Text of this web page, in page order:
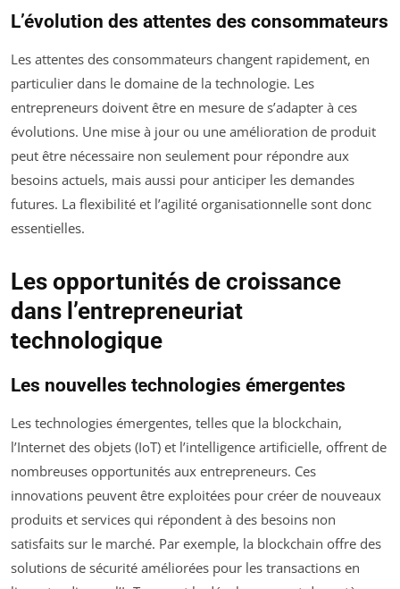
L’évolution des attentes des consommateurs
Les attentes des consommateurs changent rapidement, en
particulier dans le domaine de la technologie. Les
entrepreneurs doivent être en mesure de s’adapter à ces
évolutions. Une mise à jour ou une amélioration de produit
peut être nécessaire non seulement pour répondre aux
besoins actuels, mais aussi pour anticiper les demandes
futures. La flexibilité et l’agilité organisationnelle sont donc
essentielles.
Les opportunités de croissance
dans l’entrepreneuriat
technologique
Les nouvelles technologies émergentes
Les technologies émergentes, telles que la blockchain,
l’Internet des objets (IoT) et l’intelligence artificielle, offrent de
nombreuses opportunités aux entrepreneurs. Ces
innovations peuvent être exploitées pour créer de nouveaux
produits et services qui répondent à des besoins non
satisfaits sur le marché. Par exemple, la blockchain offre des
solutions de sécurité améliorées pour les transactions en